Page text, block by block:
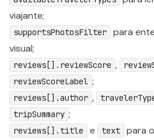
viajante;
supportsPhotosFilter
para
visual;
reviews[].reviewScore ,
reviewScoreLabel ;
reviews[].author ,
tripSummary ;
reviews[].title e text para